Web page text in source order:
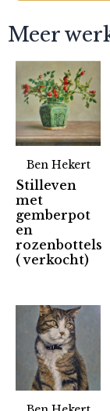
Meer
Ben Hekert
Stilleven
met
gemberpot
en
rozenbottels
( verkocht)